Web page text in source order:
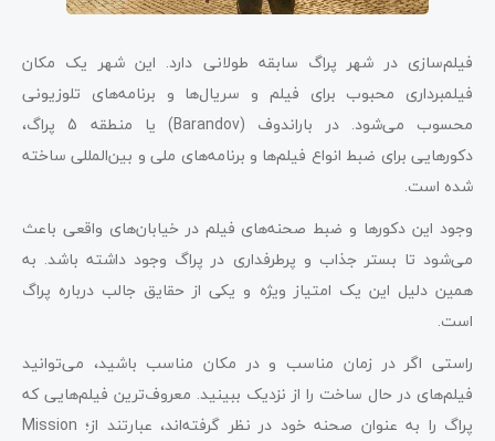
فیلم‌سازی در شهر پراگ سابقه طولانی دارد. این شهر یک مکان
فیلمبرداری محبوب برای فیلم و سریال‌ها و برنامه‌های تلوزیونی
محسوب می‌شود. در باراندوف (Barandov) یا منطقه 5 پراگ،
دکورهایی برای ضبط انواع فیلم‌ها و برنامه‌های ملی و بین‌المللی ساخته
شده است.
وجود این دکورها و ضبط صحنه‌های فیلم در خیابان‌های واقعی باعث
می‌شود تا بستر جذاب و پرطرفداری در پراگ وجود داشته باشد. به
همین دلیل این یک امتیاز ویژه و یکی از حقایق جالب درباره پراگ
است.
راستی اگر در زمان مناسب و در مکان مناسب باشید، می‌توانید
فیلم‌های در حال ساخت را از نزدیک ببینید. معروف‌ترین فیلم‌هایی که
پراگ را به عنوان صحنه‌ خود در نظر گرفته‌اند، عبارتند از؛ Mission